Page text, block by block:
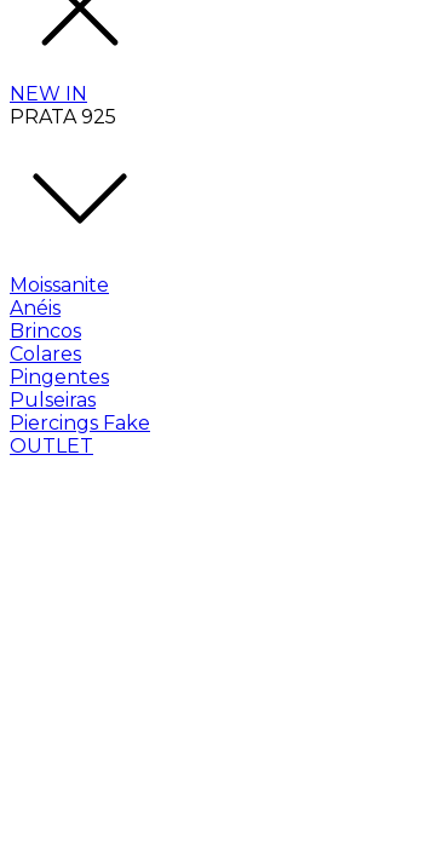
NEW IN
PRATA 925
Moissanite
Anéis
Brincos
Colares
Pingentes
Pulseiras
Piercings Fake
OUTLET